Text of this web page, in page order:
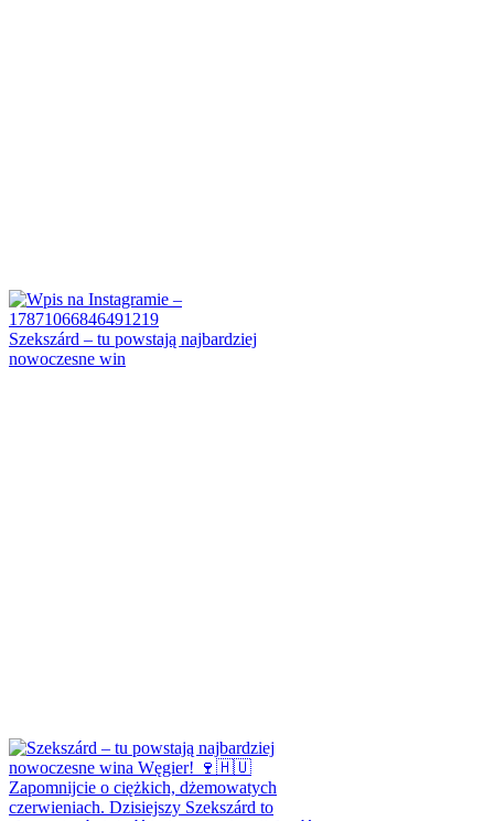
Szekszárd – tu powstają najbardziej
nowoczesne win